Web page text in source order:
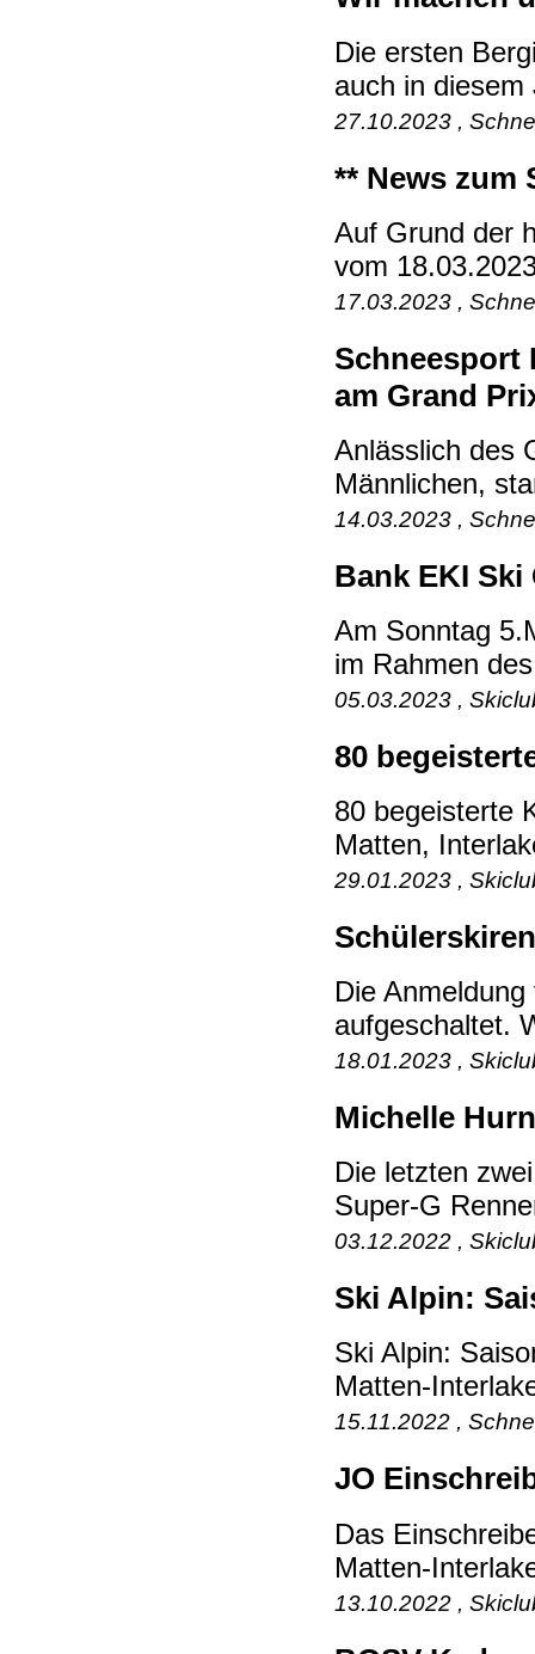
Die ersten
auch in
27.10.2023 ,
** News zum
Auf Grund der
vom
17.03.2023 ,
Schneesport
am Grand
Anlässlich des
Männlichen,
14.03.2023 ,
Bank EKI
Am Sonntag
im Rahmen
05.03.2023 ,
80
80 begeisterte
Matten,
29.01.2023 ,
Die
aufgeschaltet.
18.01.2023 ,
Michelle
Die letzten
Super-G
03.12.2022 ,
Ski Alpin:
Ski Alpin:
Matten-
15.11.2022 ,
JO
Das
Matten-
13.10.2022 ,